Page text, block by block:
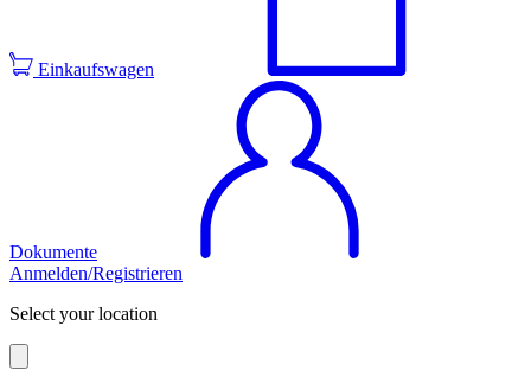
Einkaufswagen
Dokumente
Anmelden/Registrieren
Select your location